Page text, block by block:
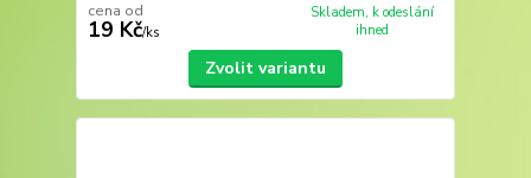
cena od
19 Kč/ks
Skladem, k odeslání
ihned
Zvolit variantu